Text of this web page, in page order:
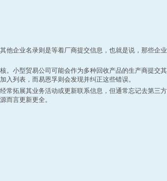
他企业名录则是等着厂商提交信息，也就是说，那些企
。小型贸易公司可能会作为多种回收产品的生产商提交
入列表，而易恩孚则会发现并纠正这些错误。
常拓展其业务活动或更新联系信息，但通常忘记去第三
而言更新更全。